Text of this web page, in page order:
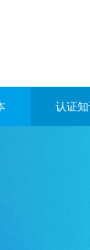
认证知